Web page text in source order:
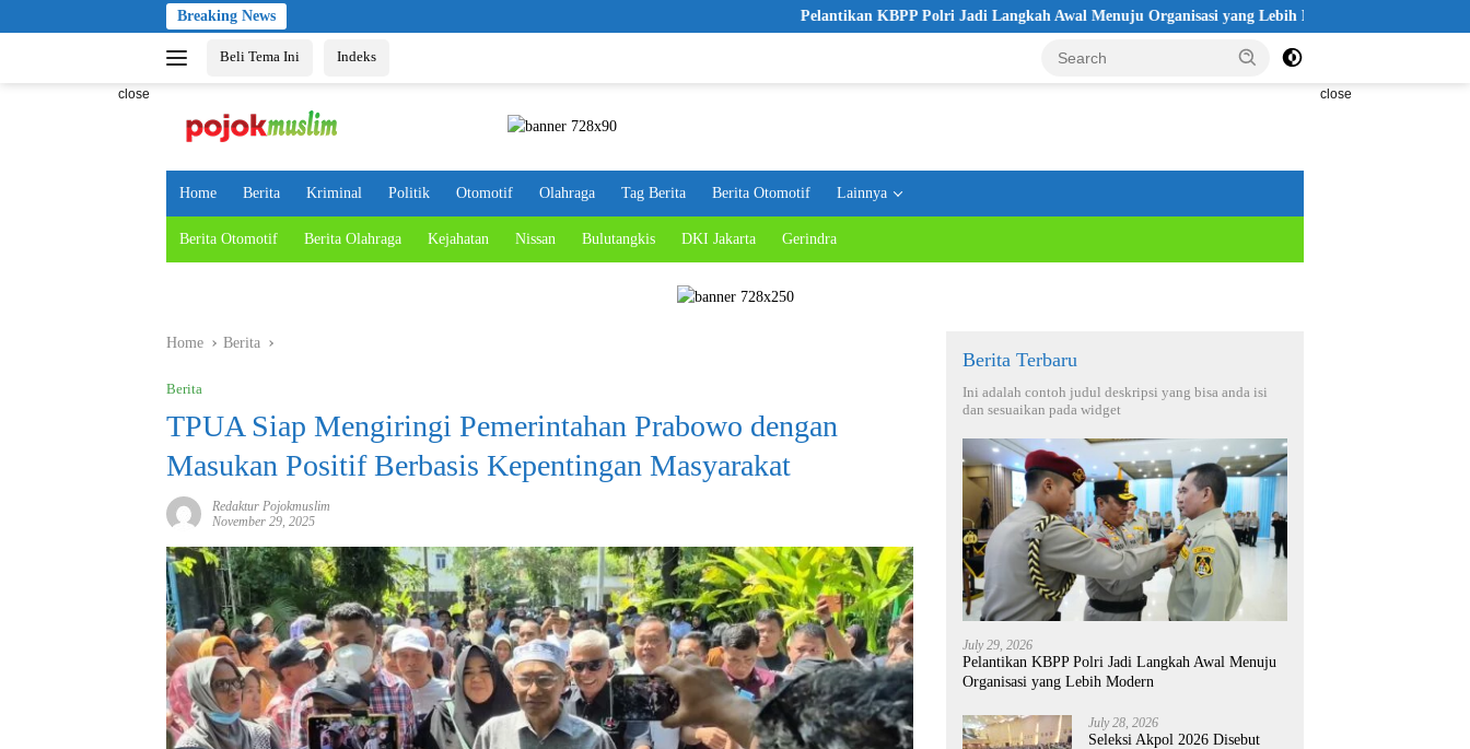
to
Breaking News Pelantikan KBPP Polri Jadi Langkah Awal Menuju Organisasi yang Lebih Modern
Beli Tema Ini Indeks
close close
Home Berita Kriminal Politik Otomotif Olahraga Tag Berita Berita Otomotif Lainnya
Berita Otomotif Berita Olahraga Kejahatan Nissan Bulutangkis DKI Jakarta Gerindra
Home Berita
Berita
TPUA Siap Mengiringi Pemerintahan Prabowo dengan
Masukan Positif Berbasis Kepentingan Masyarakat
Redaktur Pojokmuslim
November 29, 2025
Berita Terbaru
Ini adalah contoh judul deskripsi yang bisa anda isi
dan sesuaikan pada widget
July 29, 2026
Pelantikan KBPP Polri Jadi Langkah Awal Menuju
Organisasi yang Lebih Modern
July 28, 2026
Seleksi Akpol 2026 Disebut